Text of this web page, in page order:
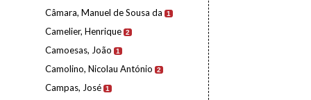
Câmara, Manuel de Sousa da 1
Camelier, Henrique 2
Camoesas, João 1
Camolino, Nicolau António 2
Campas, José 1